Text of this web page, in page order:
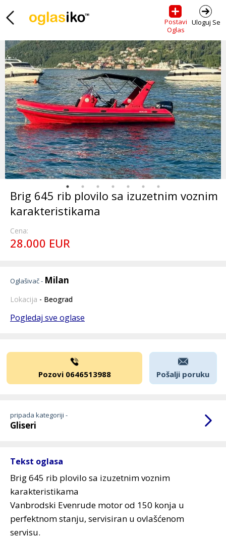
Postavi
Oglas
Uloguj Se
Brig 645 rib plovilo sa izuzetnim voznim
karakteristikama
Cena:
28.000 EUR
Oglašivač - Milan
Lokacija - Beograd
Pogledaj sve oglase
Pozovi 0646513988 Pošalji poruku
pripada kategoriji -
Gliseri
Tekst oglasa
Brig 645 rib plovilo sa izuzetnim voznim
karakteristikama
Vanbrodski Evenrude motor od 150 konja u
perfektnom stanju, servisiran u ovlašćenom
servisu.